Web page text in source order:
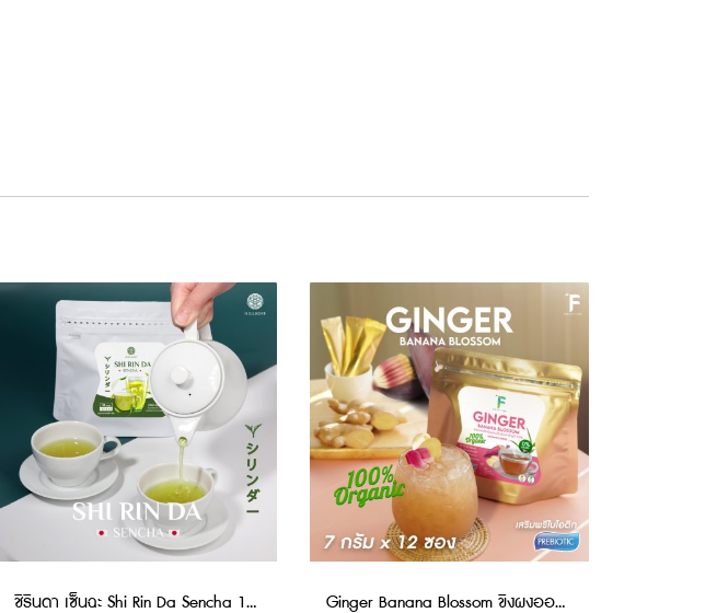
ชิรินดา เซ็นฉะ Shi Rin Da Sencha 1 ถุง (10 ซอง) ชาเขียวญี่ปุ่นเกรดพรีเมี่ยม Ginger Banana Blossom ขิงผงออร์แกนิคผสมปลีกล้วยสำเร็จรูป ขิงปลีกล้วย เสริมพรีไบโอติก เพิ่มน้ำนมคุณแม่